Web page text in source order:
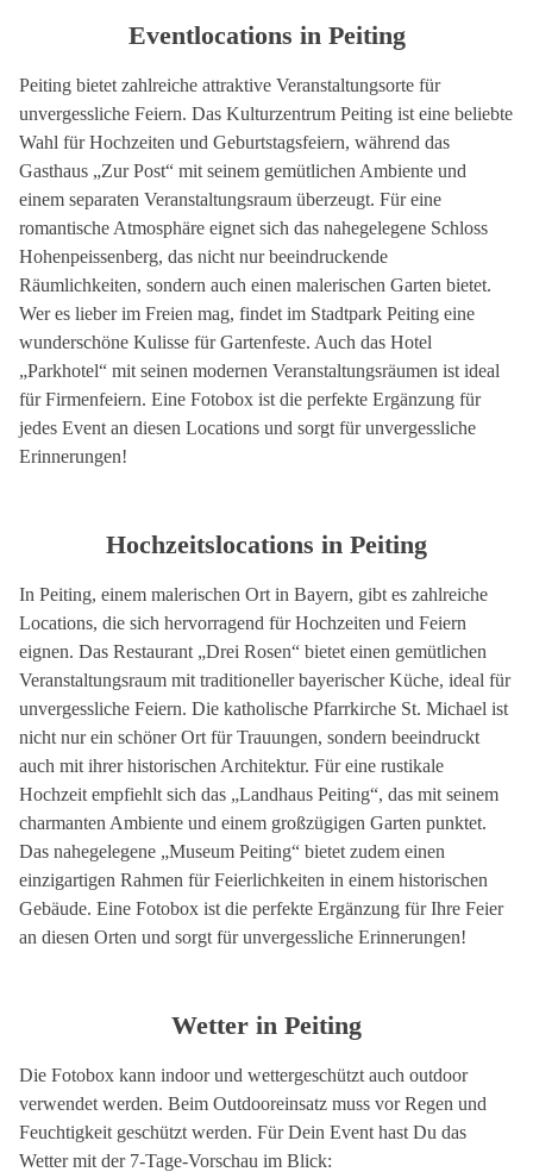
Eventlocations in Peiting
Peiting bietet zahlreiche attraktive Veranstaltungsorte für
unvergessliche Feiern. Das Kulturzentrum Peiting ist eine beliebte
Wahl für Hochzeiten und Geburtstagsfeiern, während das
Gasthaus „Zur Post“ mit seinem gemütlichen Ambiente und
einem separaten Veranstaltungsraum überzeugt. Für eine
romantische Atmosphäre eignet sich das nahegelegene Schloss
Hohenpeissenberg, das nicht nur beeindruckende
Räumlichkeiten, sondern auch einen malerischen Garten bietet.
Wer es lieber im Freien mag, findet im Stadtpark Peiting eine
wunderschöne Kulisse für Gartenfeste. Auch das Hotel
„Parkhotel“ mit seinen modernen Veranstaltungsräumen ist ideal
für Firmenfeiern. Eine Fotobox ist die perfekte Ergänzung für
jedes Event an diesen Locations und sorgt für unvergessliche
Erinnerungen!
Hochzeitslocations in Peiting
In Peiting, einem malerischen Ort in Bayern, gibt es zahlreiche
Locations, die sich hervorragend für Hochzeiten und Feiern
eignen. Das Restaurant „Drei Rosen“ bietet einen gemütlichen
Veranstaltungsraum mit traditioneller bayerischer Küche, ideal für
unvergessliche Feiern. Die katholische Pfarrkirche St. Michael ist
nicht nur ein schöner Ort für Trauungen, sondern beeindruckt
auch mit ihrer historischen Architektur. Für eine rustikale
Hochzeit empfiehlt sich das „Landhaus Peiting“, das mit seinem
charmanten Ambiente und einem großzügigen Garten punktet.
Das nahegelegene „Museum Peiting“ bietet zudem einen
einzigartigen Rahmen für Feierlichkeiten in einem historischen
Gebäude. Eine Fotobox ist die perfekte Ergänzung für Ihre Feier
an diesen Orten und sorgt für unvergessliche Erinnerungen!
Wetter in Peiting
Die Fotobox kann indoor und wettergeschützt auch outdoor
verwendet werden. Beim Outdooreinsatz muss vor Regen und
Feuchtigkeit geschützt werden. Für Dein Event hast Du das
Wetter mit der 7-Tage-Vorschau im Blick: